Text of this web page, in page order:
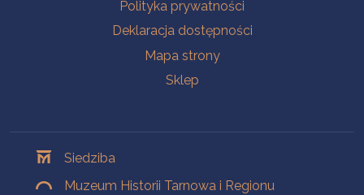
Polityka prywatności
Deklaracja dostępności
Mapa strony
Sklep
Siedziba
Muzeum Historii Tarnowa i Regionu